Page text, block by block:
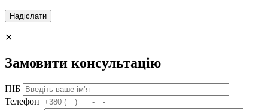
✕
Замовити консультацію
ПІБ
Телефон